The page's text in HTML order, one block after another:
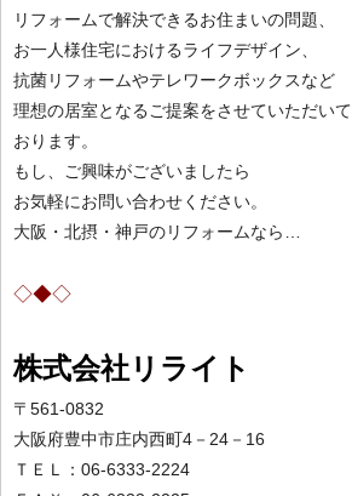
リフォームで解決できるお住まいの問題、
お一人様住宅におけるライフデザイン、
抗菌リフォームやテレワークボックスなど
理想の居室となるご提案をさせていただいて
おります。
もし、ご興味がございましたら
お気軽にお問い合わせください。
大阪・北摂・神戸のリフォームなら…
◇◆◇
株式会社リライト
〒561-0832
大阪府豊中市庄内西町4－24－16
ＴＥＬ：06-6333-2224